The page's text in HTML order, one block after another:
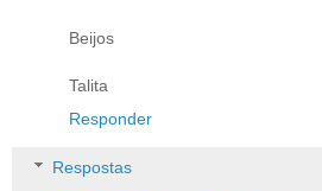
Beijos
Talita
Responder
Respostas